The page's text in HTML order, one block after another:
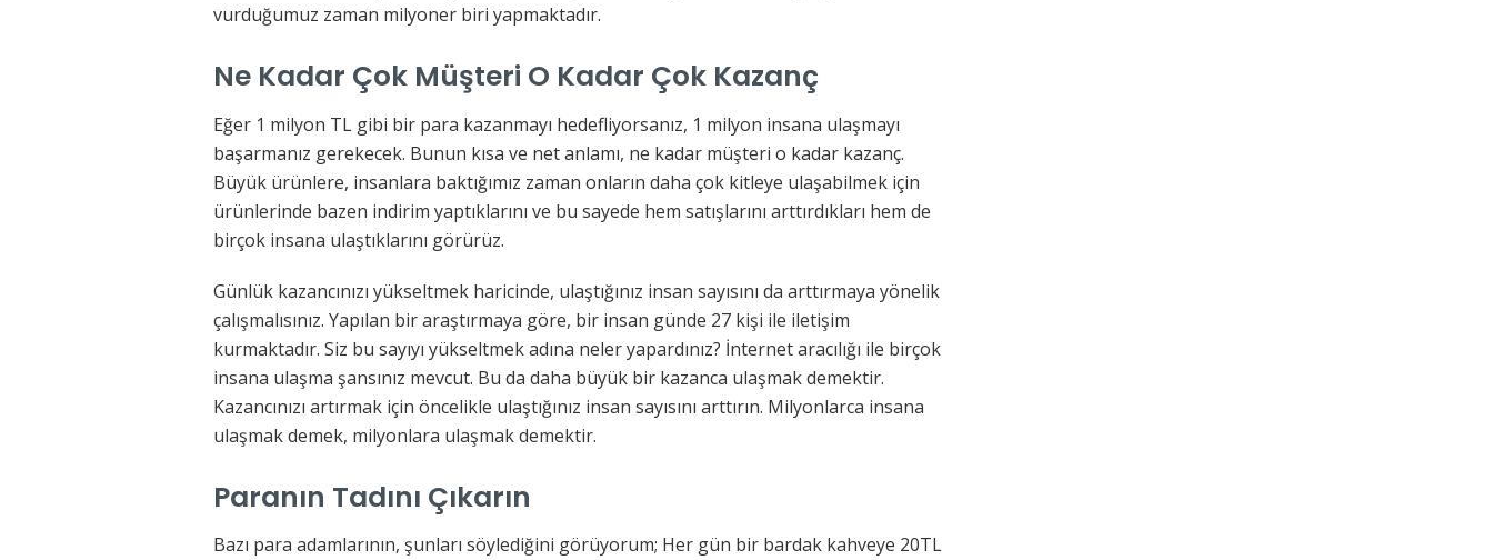
vurduğumuz zaman milyoner biri yapmaktadır.
Ne Kadar Çok Müşteri O Kadar Çok Kazanç
Eğer 1 milyon TL gibi bir para kazanmayı hedefliyorsanız, 1 milyon insana ulaşmayı
başarmanız gerekecek. Bunun kısa ve net anlamı, ne kadar müşteri o kadar kazanç.
Büyük ürünlere, insanlara baktığımız zaman onların daha çok kitleye ulaşabilmek için
ürünlerinde bazen indirim yaptıklarını ve bu sayede hem satışlarını arttırdıkları hem de
birçok insana ulaştıklarını görürüz.
Günlük kazancınızı yükseltmek haricinde, ulaştığınız insan sayısını da arttırmaya yönelik
çalışmalısınız. Yapılan bir araştırmaya göre, bir insan günde 27 kişi ile iletişim
kurmaktadır. Siz bu sayıyı yükseltmek adına neler yapardınız? İnternet aracılığı ile birçok
insana ulaşma şansınız mevcut. Bu da daha büyük bir kazanca ulaşmak demektir.
Kazancınızı artırmak için öncelikle ulaştığınız insan sayısını arttırın. Milyonlarca insana
ulaşmak demek, milyonlara ulaşmak demektir.
Paranın Tadını Çıkarın
Bazı para adamlarının, şunları söylediğini görüyorum; Her gün bir bardak kahveye 20TL